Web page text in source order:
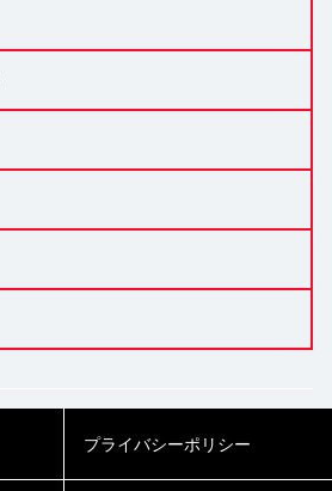
プライバシーポリシー